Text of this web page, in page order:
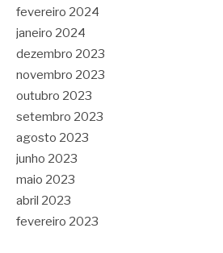
fevereiro 2024
janeiro 2024
dezembro 2023
novembro 2023
outubro 2023
setembro 2023
agosto 2023
junho 2023
maio 2023
abril 2023
fevereiro 2023